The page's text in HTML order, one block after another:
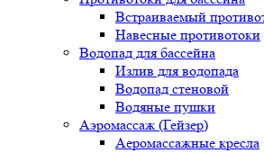
Встраиваемый
Навесные противотоки
Водопад для бассейна
Излив для водопада
Водопад стеновой
Водяные пушки
Аэромассаж (Гейзер)
Аеромассажные кресла